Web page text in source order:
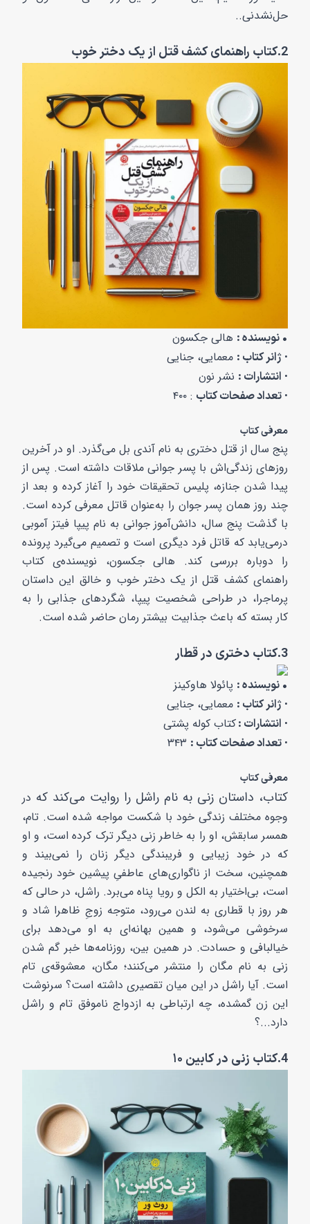
حل‌نشدنی..
2.کتاب راهنمای کشف قتل از یک دختر خوب
• نویسنده : هالی جکسون
• ژانر کتاب : معمایی، جنایی
• انتشارات : نشر نون
• تعداد صفحات کتاب : ۴۰۰
معرفی کتاب
پنج سال از قتل دختری به نام آندی بل می‌گذرد. او در آخرین
روزهای زندگی‌اش با پسر جوانی ملاقات داشته است. پس از
پیدا شدن جنازه، پلیس تحقیقات خود را آغاز کرده و بعد از
چند روز همان پسر جوان را به‌عنوان قاتل معرفی کرده است.
با گذشت پنج سال، دانش‌آموز جوانی به نام پیپا فیتز آموبی
درمی‌یابد که قاتل فرد دیگری است و تصمیم می‌گیرد پرونده
را دوباره بررسی کند. هالی جکسون، نویسنده‌ی کتاب
راهنمای کشف قتل از یک دختر خوب و خالق این داستان
پرماجرا، در طراحی شخصیت پیپا، شگردهای جذابی را به
کار بسته که باعث جذابیت بیشتر رمان حاضر شده است.
3.کتاب دختری در قطار
• نویسنده : پائولا هاوکینز
• ژانر کتاب : معمایی، جنایی
• انتشارات :کتاب کوله پشتی
• تعداد صفحات کتاب :
معرفی کتاب
کتاب، داستان زنی به نام راشل را روایت می‌کند که در
وجوه مختلف زندگی خود با شکست مواجه شده است. تام،
همسر سابقش، او را به خاطر زنی دیگر ترک کرده است، و او
که در خود زیبایی و فریبندگی دیگر زنان را نمی‌بیند و
همچنین، سخت از ناگواری‌های عاطفیِ پیشین خود رنجیده
است، بی‌اختیار به الکل و رویا پناه می‌برد. راشل، در حالی که
هر روز با قطاری به لندن می‌رود، متوجه زوجِ ظاهرا شاد و
سرخوشی می‌شود، و همین بهانه‌ای به او می‌دهد برای
خیالبافی و حسادت. در همین بین، روزنامه‌ها خبر گم شدن
زنی به نام مگان را منتشر می‌کنند؛ مگان، معشوقه‌ی تام
است. آیا راشل در این میان تقصیری داشته است؟ سرنوشت
این زن گمشده، چه ارتباطی به ازدواج ناموفق تام و راشل
دارد...؟
4.کتاب زنی در کابین ۱۰